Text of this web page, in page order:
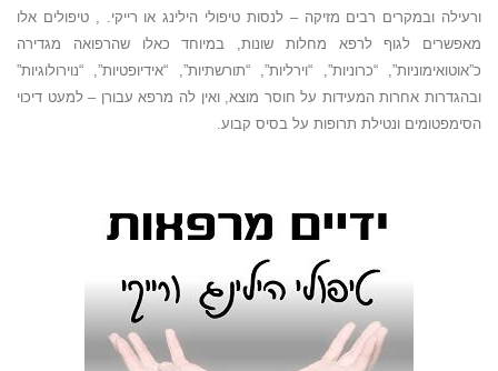
ורעילה ובמקרים רבים מזיקה – לנסות טיפולי הילינג או רייקי. , טיפולים אלו
מאפשרים לגוף לרפא מחלות שונות, במיוחד כאלו שהרפואה מגדירה
כ”אוטואימוניות”, “כרוניות”, “וירליות”, “תורשתיות”, “אידיופטיות”, “נוירולוגיות”
ובהגדרות אחרות המעידות על חוסר מוצא, ואין לה מרפא עבורן – למעט דיכוי
הסימפטומים ונטילת תרופות על בסיס קבוע.